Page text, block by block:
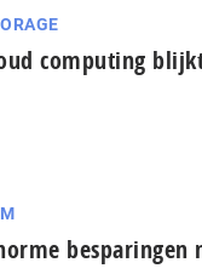
computing